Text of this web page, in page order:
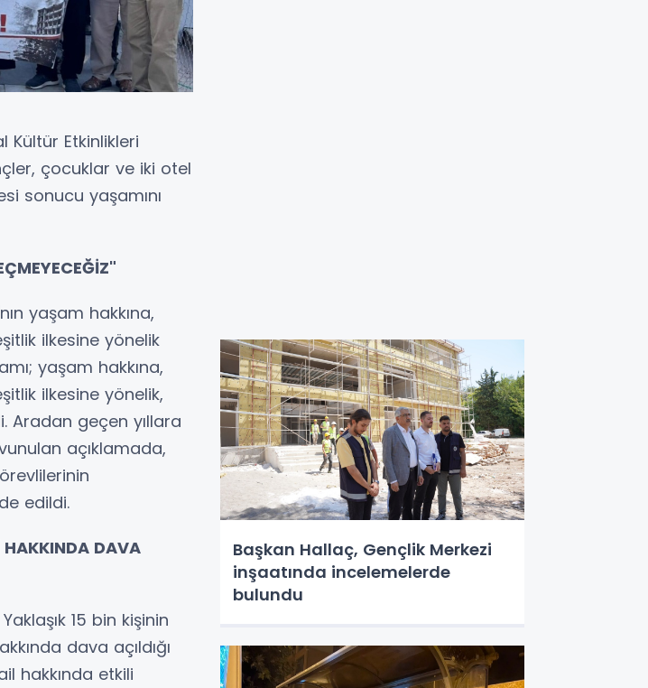
Kültür Etkinlikleri
çocuklar ve iki otel
sonucu yaşamını
yaşam hakkına,
ilkesine yönelik
yaşam hakkına,
ilkesine yönelik,
Aradan geçen yıllara
açıklamada,
edildi.
HAKKINDA DAVA
15 bin kişinin
dava açıldığı
hakkında etkili
Başkan Hallaç, Gençlik Merkezi
inşaatında incelemelerde
bulundu